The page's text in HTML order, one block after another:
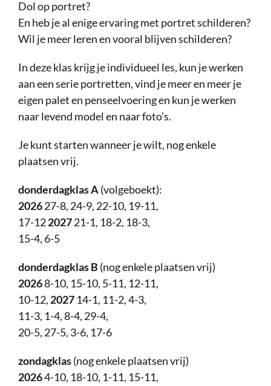
Dol op portret?
En heb je al enige ervaring met portret schilderen?
Wil je meer leren en vooral blijven schilderen?
In deze klas krijg je individueel les, kun je werken
aan een serie portretten, vind je meer en meer je
eigen palet en penseelvoering en kun je werken
naar levend model en naar foto’s.
Je kunt starten wanneer je wilt, nog enkele
plaatsen vrij.
donderdagklas A(volgeboekt):
202627-8, 24-9, 22-10, 19-11,
17-12202721-1, 18-2, 18-3,
15-4, 6-5
donderdagklas B (nog enkele plaatsen vrij)
20268-10, 15-10, 5-11, 12-11,
10-12, 202714-1, 11-2, 4-3,
11-3, 1-4, 8-4, 29-4,
20-5, 27-5, 3-6, 17-6
zondagklas(nog enkele plaatsen vrij)
20264-10, 18-10, 1-11, 15-11,